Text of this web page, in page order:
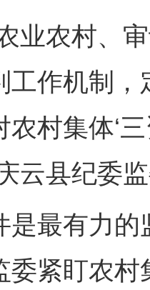
农村、审
工作机制
村集体‘
云县纪委
有力的
委紧盯农村